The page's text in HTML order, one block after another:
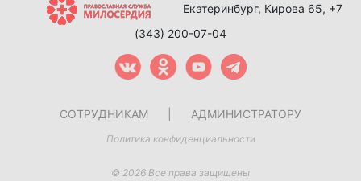
Екатеринбург, Кирова 65, +7
(343) 200-07-04
СОТРУДНИКАМ АДМИНИСТРАТОРУ
Политика конфиденциальности
© 2026 Все права защищены